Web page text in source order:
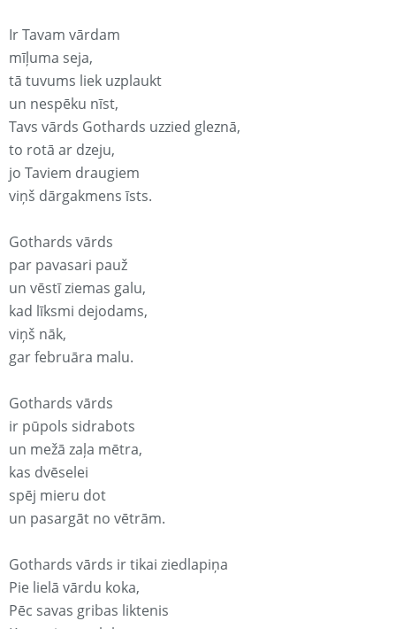
Ir Tavam vārdam
mīļuma seja,
tā tuvums liek uzplaukt
un nespēku nīst,
Tavs vārds Gothards uzzied gleznā,
to rotā ar dzeju,
jo Taviem draugiem
viņš dārgakmens īsts.
Gothards vārds
par pavasari pauž
un vēstī ziemas galu,
kad līksmi dejodams,
viņš nāk,
gar februāra malu.
Gothards vārds
ir pūpols sidrabots
un mežā zaļa mētra,
kas dvēselei
spēj mieru dot
un pasargāt no vētrām.
Gothards vārds ir tikai ziedlapiņa
Pie lielā vārdu koka,
Pēc savas gribas liktenis